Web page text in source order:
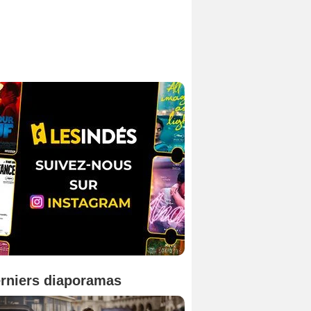
diaporamas